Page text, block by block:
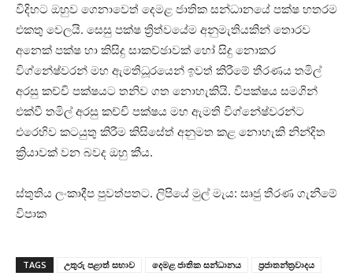
විදිහට ඔහුව ගෙනාවෙත් දෙමළ ජාතික සන්ධානයේ පක්ෂ හතරම
එකතු වෙලයි. සෙසු පක්ෂ ත්‍රිත්වයේම අනුමැතියකින් තොරව
අනෙක් පක්ෂ හා කිසිදු සාකච්ඡාවක් හෝ සිදු නොකර
විග්නේෂ්වරන් මහ ඇමතිධූරයෙන් ඉවත් කිරීමේ තීරණය තමිල්
අරසු කච්චි පක්ෂයට තනිව ගත නොහැකියි. විපක්ෂය සමගින්
එක්වී තමිල් අරසු කච්චි පක්ෂය මහ ඇමති විග්නේෂ්වරන්ට
එරෙහිව කටයුතු කිරීම කිසිසේත් අනුමත කළ නොහැකි නින්දිත
ක්‍රියාවක් වන බවද ඔහු කීය.
ස්තුතිය ලංකාදීප පුවත්පතට. ලිපියේ මුල් මැය: සෘජු තීරණ ගැනීමේ
විපාක
TAGS උතුරු පළාත් සභාව දෙමළ ජාතික සන්ධානය
ප්‍රජාතන්ත්‍රවාදය